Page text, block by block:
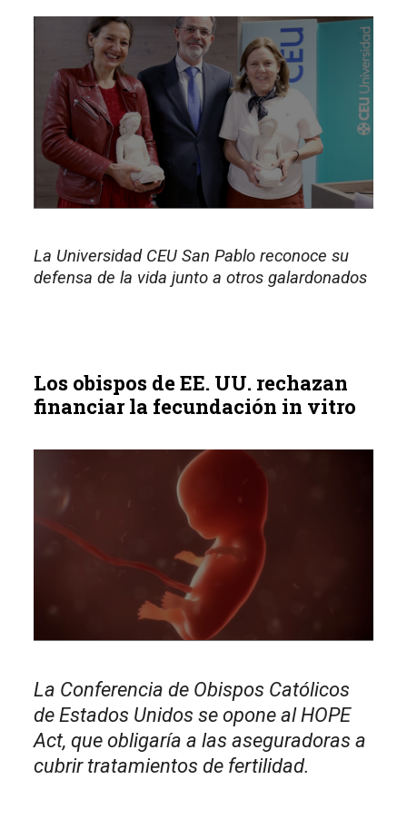
La Universidad CEU San Pablo reconoce su
defensa de la vida junto a otros galardonados
Los obispos de EE. UU. rechazan
financiar la fecundación in vitro
La Conferencia de Obispos Católicos
de Estados Unidos se opone al HOPE
Act, que obligaría a las aseguradoras a
cubrir tratamientos de fertilidad.